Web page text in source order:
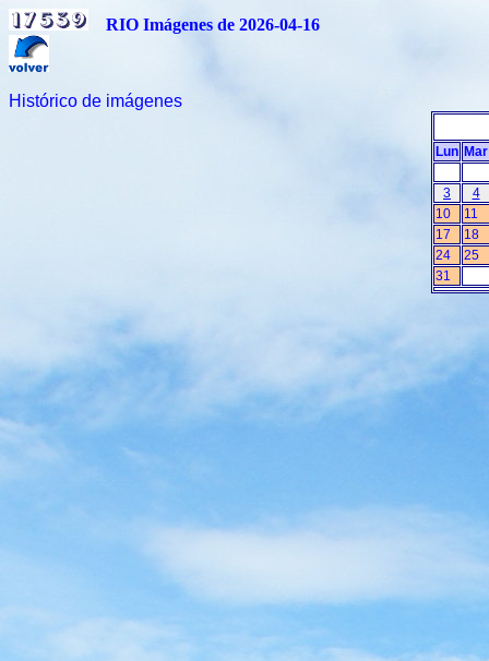
RIO Imágenes de 2026-04-16
Histórico de imágenes
Lun Mar
3
4
10
11
17
18
24
25
31